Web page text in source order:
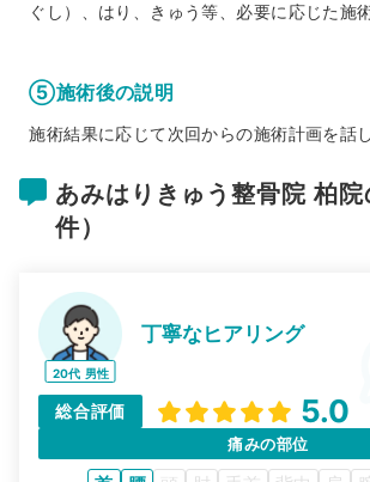
ぐし）、はり、きゅう等、必要に応じた施
⑤施術後の説明
施術結果に応じて次回からの施術計画を話
あみはりきゅう整骨院 柏
件）
20代 男性
丁寧なヒアリング
総合評価 5.0
痛みの部位